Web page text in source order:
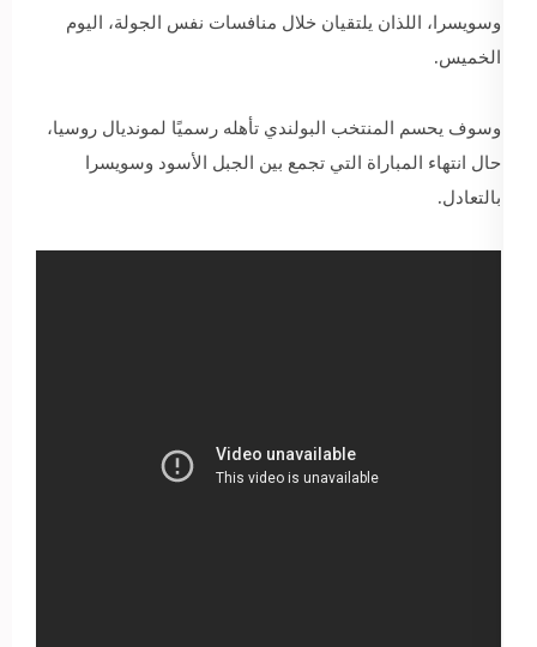
وسويسرا، اللذان يلتقيان خلال منافسات نفس الجولة، اليوم
الخميس.
وسوف يحسم المنتخب البولندي تأهله رسميًا لمونديال روسيا،
حال انتهاء المباراة التي تجمع بين الجبل الأسود وسويسرا
بالتعادل.